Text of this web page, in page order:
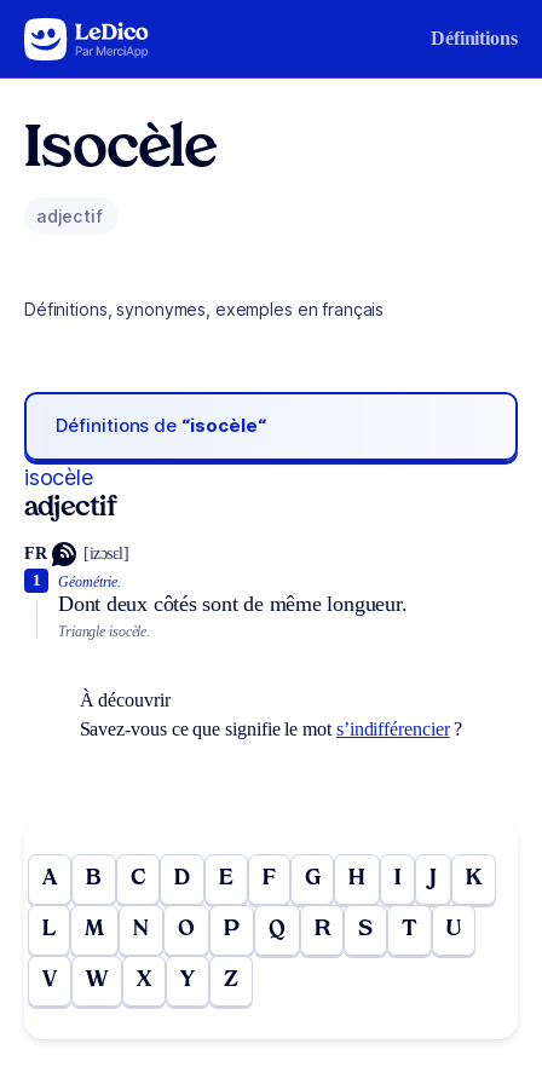
Aller au contenu Définitions
Isocèle
adjectif
Définitions, synonymes, exemples en français
Définitions de “isocèle“
isocèle
adjectif
FR [izɔsɛl]
Géométrie.
Dont deux côtés sont de même longueur.
1
Triangle isocèle.
À découvrir
Savez-vous ce que signifie le mot s’indifférencier?
A B C D E F G H I J K
L M N O P Q R S T U
V W X Y Z